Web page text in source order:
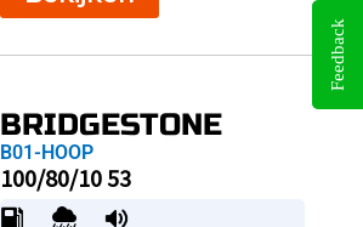
BRIDGESTONE
B01-HOOP
100/80/10 53
Feedback